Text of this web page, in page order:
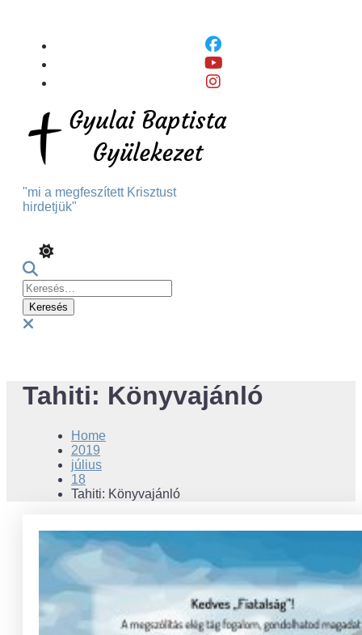
Content
"mi a megfeszített Krisztust
hirdetjük"
Keresés:
Tahiti: Könyvajánló
Home
2019
július
18
Tahiti: Könyvajánló